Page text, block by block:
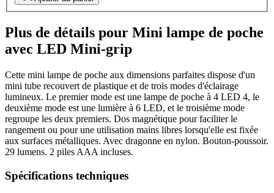
Plus de détails pour Mini lampe de poche
avec LED Mini-grip
Cette mini lampe de poche aux dimensions parfaites dispose d'un
mini tube recouvert de plastique et de trois modes d'éclairage
lumineux. Le premier mode est une lampe de poche à 4 LED 4, le
deuxième mode est une lumière à 6 LED, et le troisième mode
regroupe les deux premiers. Dos magnétique pour faciliter le
rangement ou pour une utilisation mains libres lorsqu'elle est fixée
aux surfaces métalliques. Avec dragonne en nylon. Bouton-poussoir.
29 lumens. 2 piles AAA incluses.
Spécifications techniques